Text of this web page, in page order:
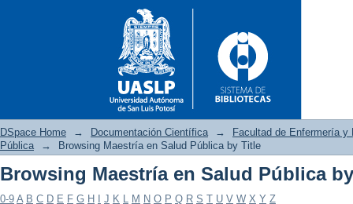
Browsing Maestría en Salud
DSpace Home → Documentación Científica →
Facultad de Enfermería y
Pública
→ Browsing Maestría en Salud Pública by Title
Browsing Maestría en Salud Pública
0-9 A B C D E F G H J K L M N O P Q R S T U V W X Y Z